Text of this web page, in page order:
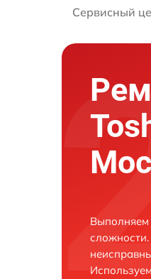
Сервисный
Выполняем